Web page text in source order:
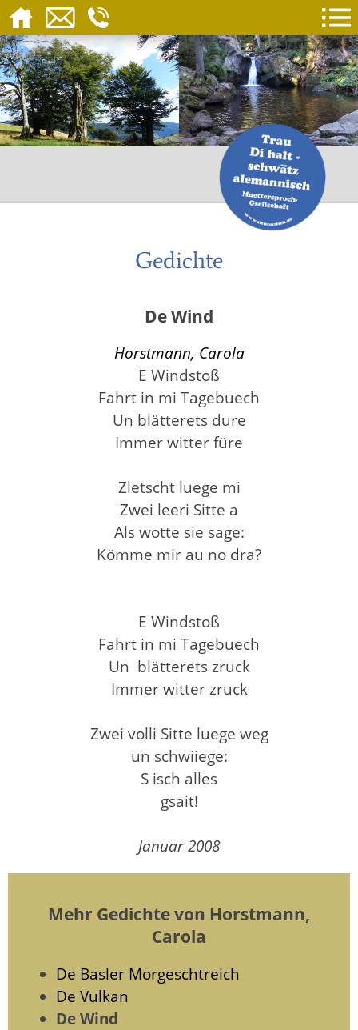
Gedichte
De Wind
Horstmann, Carola
E Windstoß
Fahrt in mi Tagebuech
Un blätterets dure
Immer witter füre
Zletscht luege mi
Zwei leeri Sitte a
Als wotte sie sage:
Kömme mir au no dra?
E Windstoß
Fahrt in mi Tagebuech
Un blätterets zruck
Immer witter zruck
Zwei volli Sitte luege weg
un schwiiege:
S isch alles
gsait!
Januar 2008
Mehr Gedichte von Horstmann,
Carola
De Basler Morgeschtreich
De Vulkan
De Wind